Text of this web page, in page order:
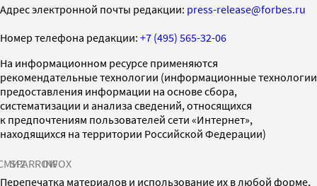
Адрес электронной почты редакции: press-release@forbes.ru
Номер телефона редакции: +7 (495) 565-32-06
На информационном ресурсе применяются
рекомендательные технологии (информационные технологии
предоставления информации на основе сбора,
систематизации и анализа сведений, относящихся
к предпочтениям пользователей сети «Интернет»,
находящихся на территории Российской Федерации)
SPARROWINFOX
Перепечатка материалов и использование их в любой форме,